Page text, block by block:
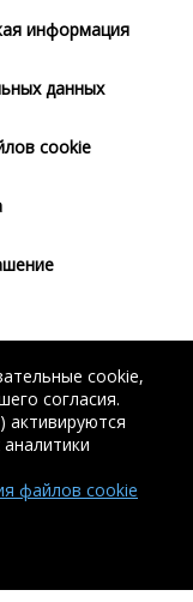
информация
данных
cookie
сервиса
швеллера
регистрации.
швеллера
cookie,
согласия.
активируются
файлов cookie